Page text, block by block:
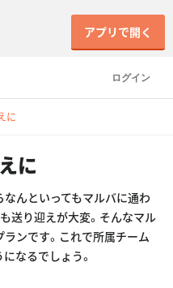
ログイン
アプリで開く
に
に
んといってもマルバに通わ
送り迎えが大変。そんなマル
ンです。これで所属チーム
なるでしょう。